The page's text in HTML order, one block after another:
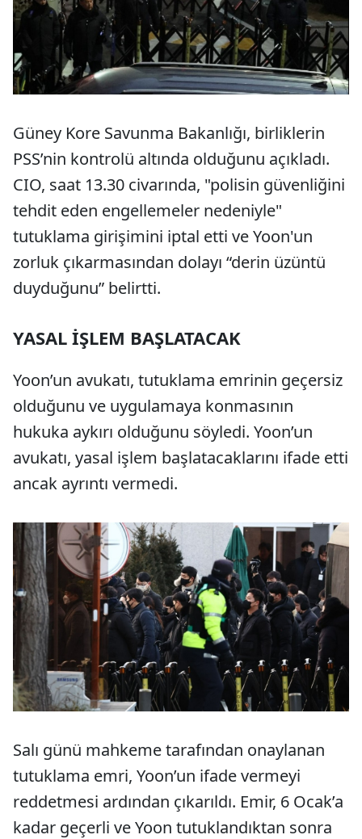
Güney Kore Savunma Bakanlığı, birliklerin
PSS’nin kontrolü altında olduğunu açıkladı.
CIO, saat 13.30 civarında, "polisin güvenliğini
tehdit eden engellemeler nedeniyle"
tutuklama girişimini iptal etti ve Yoon'un
zorluk çıkarmasından dolayı “derin üzüntü
duyduğunu” belirtti.
YASAL İŞLEM BAŞLATACAK
Yoon’un avukatı, tutuklama emrinin geçersiz
olduğunu ve uygulamaya konmasının
hukuka aykırı olduğunu söyledi. Yoon’un
avukatı, yasal işlem başlatacaklarını ifade etti
ancak ayrıntı vermedi.
Salı günü mahkeme tarafından onaylanan
tutuklama emri, Yoon’un ifade vermeyi
reddetmesi ardından çıkarıldı. Emir, 6 Ocak’a
kadar geçerli ve Yoon tutuklandıktan sonra